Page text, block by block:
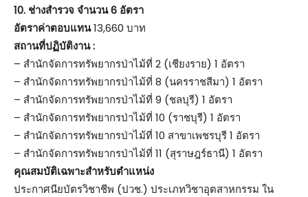
10. ช่างสำรวจ จำนวน 6 อัตรา
อัตราค่าตอบแทน13,660 บาท
สถานที่ปฏิบัติงาน :
– สำนักจัดการทรัพยากรป่าไม้ที่ 2 (เชียงราย) 1 อัตรา
– สำนักจัดการทรัพยากรป่าไม้ที่ 8 (นครราชสีมา) 1 อัตรา
– สำนักจัดการทรัพยากรป่าไม้ที่ 9 (ชลบุรี) 1 อัตรา
– สำนักจัดการทรัพยากรป่าไม้ที่ 10 (ราชบุรี) 1 อัตรา
– สำนักจัดการทรัพยากรป่าไม้ที่ 10 สาขาเพชรบุรี 1 อัตรา
– สำนักจัดการทรัพยากรป่าไม้ที่ 11 (สุราษฎร์ธานี) 1 อัตรา
คุณสมบัติเฉพาะสำหรับตำแหน่ง
ประกาศนียบัตรวิชาชีพ (ปวช.) ประเภทวิชาอุตสาหกรรม ใน